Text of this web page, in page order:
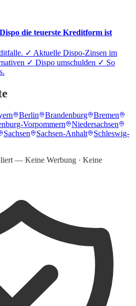
die teuerste Kreditform ist
✓ Aktuelle Dispo-Zinsen im
✓ Dispo umschulden ✓ So
Berlin Brandenburg
Bremen
Vorpommern
Niedersachsen
Sachsen Sachsen-Anhalt
Schleswig-
— Keine Werbung · Keine